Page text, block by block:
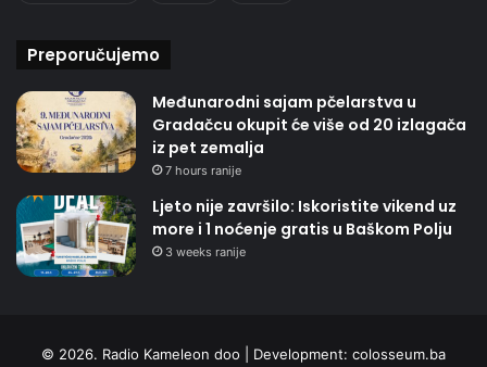
Preporučujemo
Međunarodni sajam pčelarstva u
Gradačcu okupit će više od 20 izlagača
iz pet zemalja
7 hours ranije
Ljeto nije završilo: Iskoristite vikend uz
more i 1 noćenje gratis u Baškom Polju
3 weeks ranije
© 2026. Radio Kameleon doo | Development: colosseum.ba